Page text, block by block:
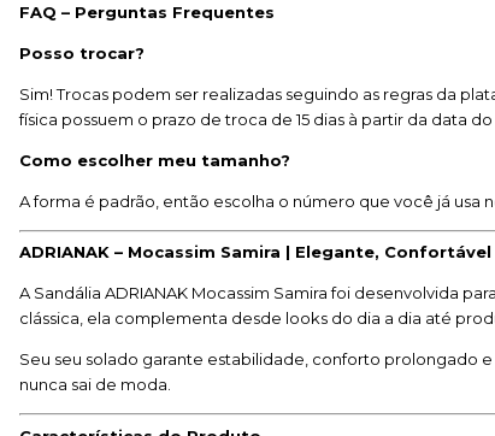
FAQ – Perguntas Frequentes
Posso trocar?
Sim! Trocas podem ser realizadas seguindo as regras da
física possuem o prazo de troca de 15 dias à partir da data
Como escolher meu tamanho?
A forma é padrão, então escolha o número que você já usa
ADRIANAK – Mocassim Samira | Elegante,
A Sandália ADRIANAK Mocassim Samira foi desenvolvida
clássica, ela complementa desde looks do dia a dia até
Seu seu solado garante estabilidade, conforto prolongado
nunca sai de moda.